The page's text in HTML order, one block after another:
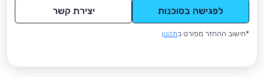
לפגישה בסוכנות יצירת קשר
*חישוב ההחזר מפורט בתקנון